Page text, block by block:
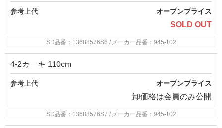
参考上代 オープンプライス
SOLD OUT
SD品番：13688576S6 / メーカー品番：945-102
4-2カーキ 110cm
参考上代 オープンプライス
卸価格は会員のみ公開
SD品番：13688576S7 / メーカー品番：945-102